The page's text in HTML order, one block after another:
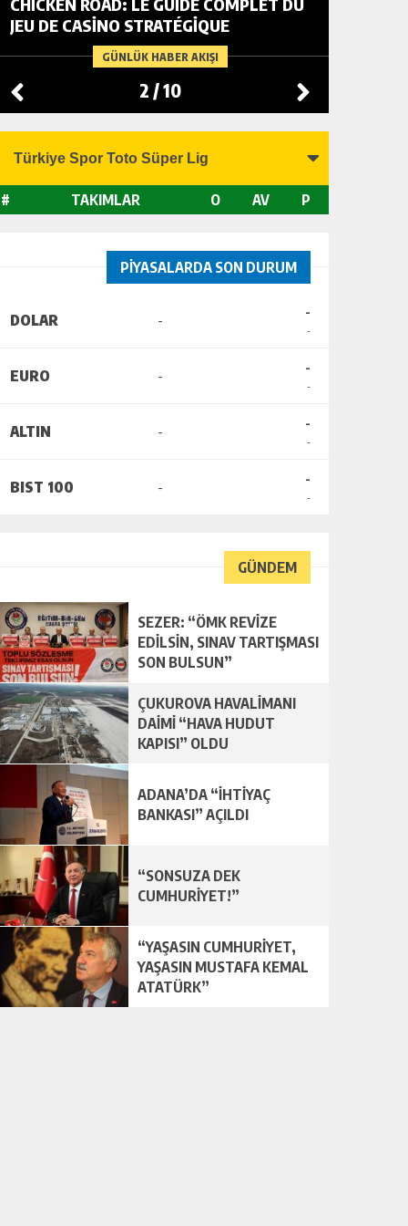
GÜNLÜK HABER AKIŞI
JEU DE CASINO STRATÉGIQUE
2 /10
# TAKIMLAR O AV P
PİYASALARDA SON DURUM
DOLAR - -
-
EURO - -
-
ALTIN - -
-
BIST 100 - -
-
GÜNDEM
SEZER: “ÖMK REVİZE
EDİLSİN, SINAV TARTIŞMASI
SON BULSUN”
ÇUKUROVA HAVALİMANI
DAİMİ “HAVA HUDUT
KAPISI” OLDU
ADANA’DA “İHTİYAÇ
BANKASI” AÇILDI
“SONSUZA DEK
CUMHURİYET!”
“YAŞASIN CUMHURİYET,
YAŞASIN MUSTAFA KEMAL
ATATÜRK”